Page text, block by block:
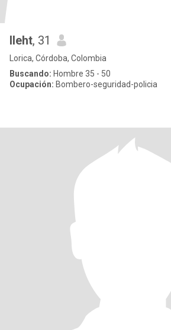
Ileht, 31
Lorica, Córdoba, Colombia
Buscando: Hombre 35 - 50
Ocupación: Bombero-seguridad-policia